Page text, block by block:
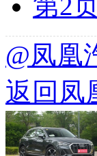
第2
@凤凰
返回凤